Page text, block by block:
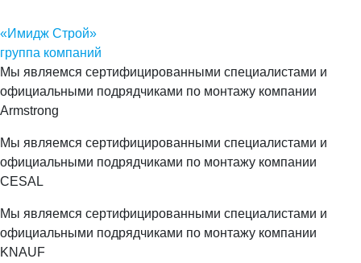
«Имидж Строй»
группа компаний
Мы являемся сертифицированными специалистами и
официальными подрядчиками по монтажу компании
Armstrong
Мы являемся сертифицированными специалистами и
официальными подрядчиками по монтажу компании
CESAL
Мы являемся сертифицированными специалистами и
официальными подрядчиками по монтажу компании
KNAUF